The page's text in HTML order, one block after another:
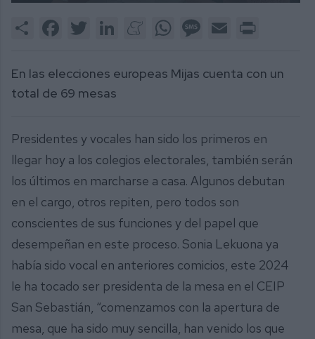
Share FacebookTwitter LinkedInMeneameWhatsAppMessage
Email
En las elecciones europeas Mijas cuenta con un
total de 69 mesas
Presidentes y vocales han sido los primeros en
llegar hoy a los colegios electorales, también serán
los últimos en marcharse a casa. Algunos debutan
en el cargo, otros repiten, pero todos son
conscientes de sus funciones y del papel que
desempeñan en este proceso. Sonia Lekuona ya
había sido vocal en anteriores comicios, este 2024
le ha tocado ser presidenta de la mesa en el CEIP
San Sebastián, “comenzamos con la apertura de
mesa, que ha sido muy sencilla, han venido los que